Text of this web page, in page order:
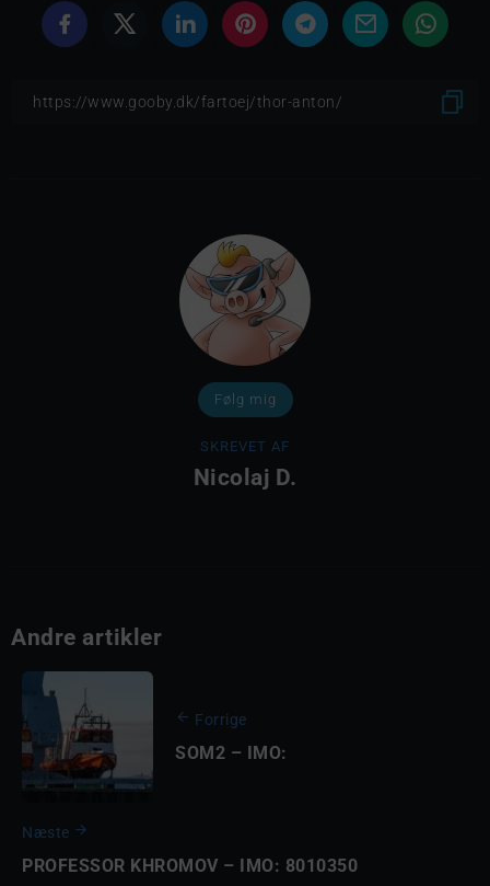
Følg mig
SKREVET AF
Nicolaj D.
Andre artikler
Forrige
SOM2 – IMO:
Næste
PROFESSOR KHROMOV – IMO: 8010350